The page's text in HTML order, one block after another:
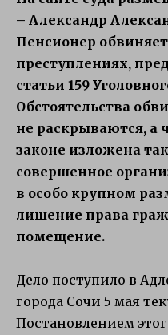
– Александр
Пенсионер
преступлениях,
статьи 159
Обстоятельства
не раскрываются, а
законе изложена
совершенное
в особо крупном
лишение права
помещение.
Дело поступило в
города Сочи 5 мая
Постановлением